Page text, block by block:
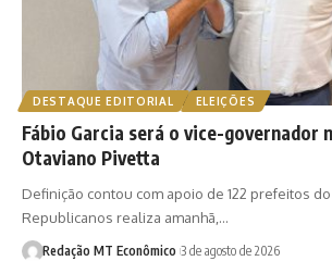
DESTAQUE EDITORIAL ELEIÇÕES
Fábio Garcia será o vice-governador
Otaviano Pivetta
Definição contou com apoio de 122 prefeitos do
Republicanos realiza amanhã,…
Redação MT Econômico 3 de agosto de 2026